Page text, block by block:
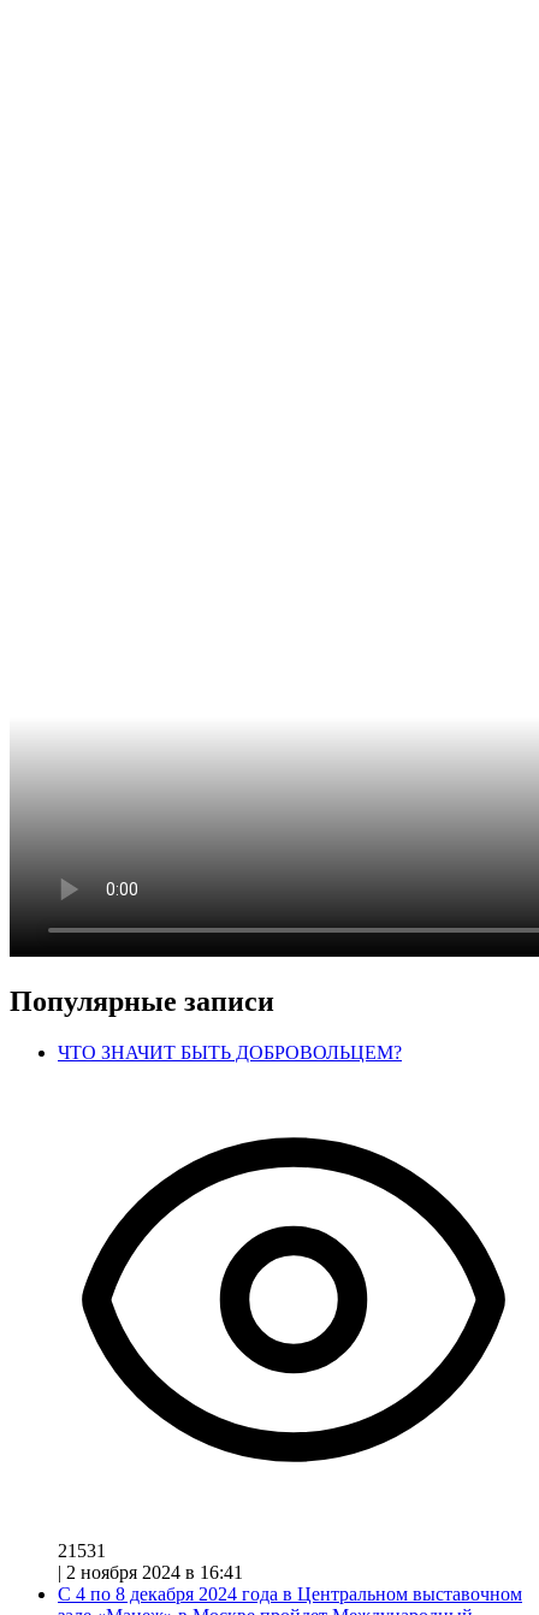
Популярные записи
ЧТО ЗНАЧИТ БЫТЬ ДОБРОВОЛЬЦЕМ?
21531
| 2 ноября 2024 в 16:41
С 4 по 8 декабря 2024 года в Центральном выставочном